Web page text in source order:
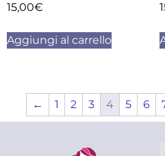
15,00€
Aggiungi al carrello
← 1 2 3 4 5 6